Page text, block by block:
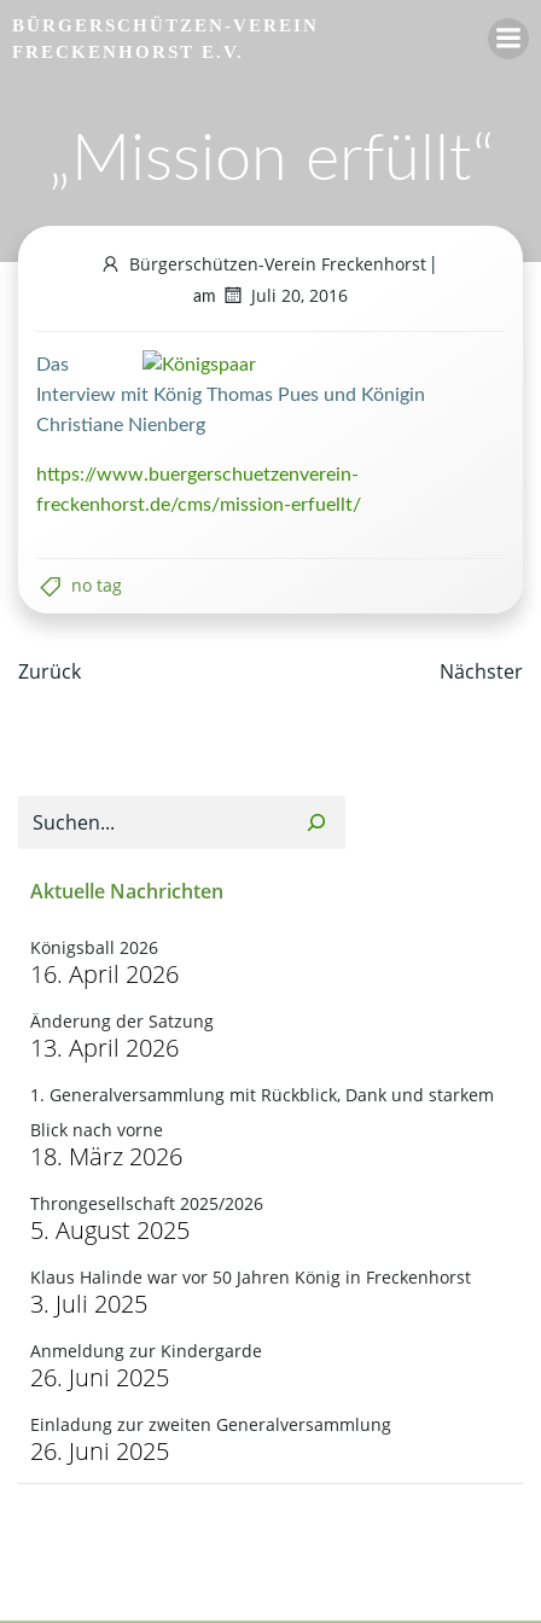
BÜRGERSCHÜTZEN-VEREIN
FRECKENHORST E.V.
„Mission erfüllt“
Bürgerschützen-Verein Freckenhorst
am
Juli 20, 2016
Das
Interview mit König Thomas Pues und Königin
Christiane Nienberg
https://www.buergerschuetzenverein-
freckenhorst.de/cms/mission-erfuellt/
no tag
Post
Zurück
Post
Nächster
Aktuelle Nachrichten
Königsball 2026
16. April 2026
Änderung der Satzung
13. April 2026
1. Generalversammlung mit Rückblick, Dank und starkem
Blick nach vorne
18. März 2026
Throngesellschaft 2025/2026
5. August 2025
Klaus Halinde war vor 50 Jahren König in Freckenhorst
3. Juli 2025
Anmeldung zur Kindergarde
26. Juni 2025
Einladung zur zweiten Generalversammlung
26. Juni 2025